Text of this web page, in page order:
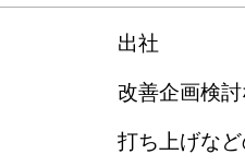
出社
改善企画検
打ち上げな